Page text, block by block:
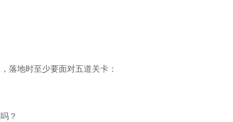
落地时至少要面对五道关卡：
？